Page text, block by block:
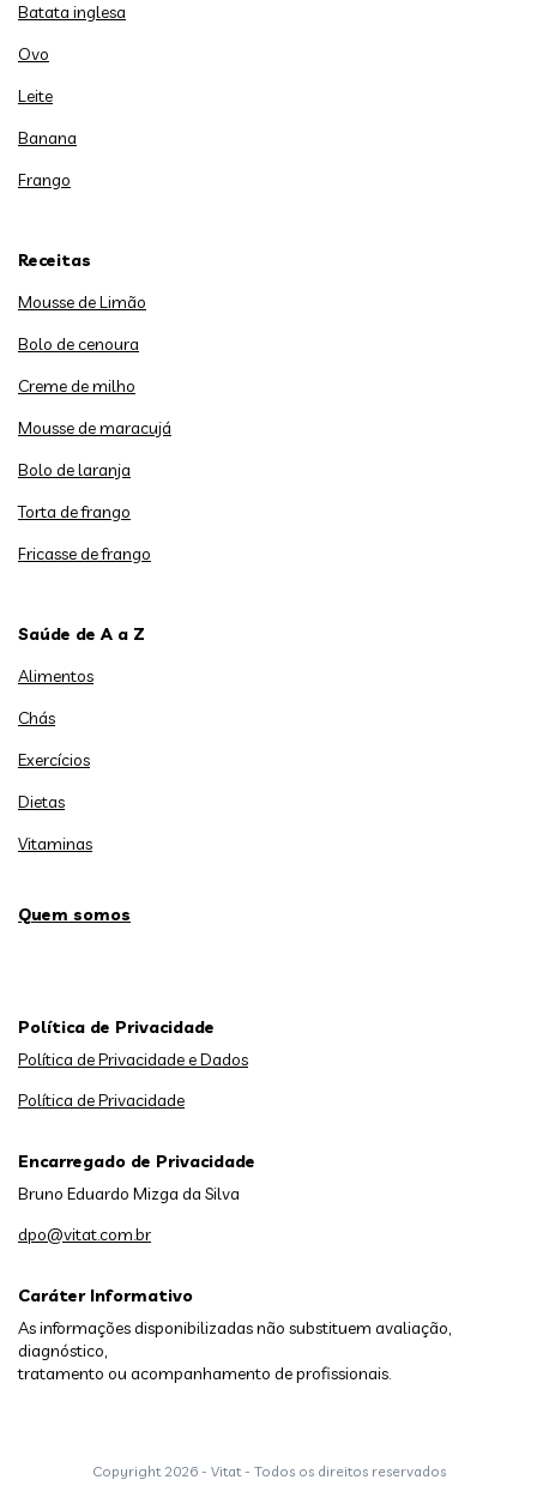
Batata inglesa
Ovo
Leite
Banana
Frango
Receitas
Mousse de Limão
Bolo de cenoura
Creme de milho
Mousse de maracujá
Bolo de laranja
Torta de frango
Fricasse de frango
Saúde de A a Z
Alimentos
Chás
Exercícios
Dietas
Vitaminas
Quem somos
Caráter Informativo
As informações disponibilizadas não substituem avaliação,
diagnóstico,
tratamento ou acompanhamento de profissionais.
Política de Privacidade
Política de Privacidade e Dados
Política de Privacidade
Encarregado de Privacidade
Bruno Eduardo Mizga da Silva
dpo@vitat.com.br
Copyright 2026 - Vitat - Todos os direitos reservados